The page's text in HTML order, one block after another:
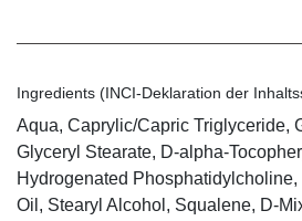
Ingredients (INCI-Deklaration der
Aqua, Caprylic/Capric Triglyceride,
Glyceryl Stearate, D-alpha-
Hydrogenated
Oil, Stearyl Alcohol, Squalene, D-